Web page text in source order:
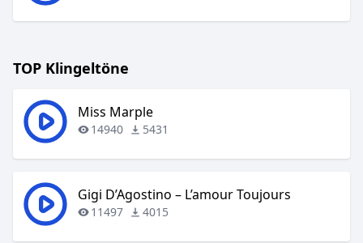
TOP Klingeltöne
Miss Marple
14940 5431
Gigi D’Agostino – L’amour Toujours
11497 4015